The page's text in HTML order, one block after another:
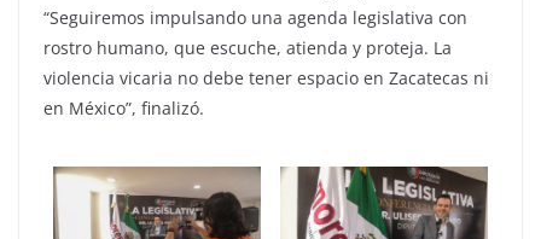
“Seguiremos impulsando una agenda legislativa con
rostro humano, que escuche, atienda y proteja. La
violencia vicaria no debe tener espacio en Zacatecas ni
en México”, finalizó.